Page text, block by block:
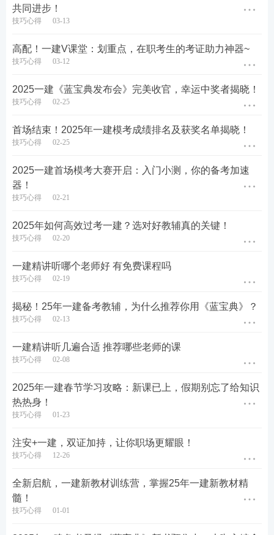
程中检验自己的掌握程度，对抗遗忘。
共同进步！
技巧心得 03-13
高配！一建V课堂：划重点，在职考生的考证助力神器~
技巧心得 03-12
2025一建《蓝宝典发布会》完美收官，幸运中奖者揭晓！
技巧心得 02-25
首场结束！2025年一建模考成绩排名及获奖名单揭晓！
技巧心得 02-25
2025一建首场模考大赛开启：入门小测，你的备考加速
器！
技巧心得 02-21
2025年如何高效过考一建？选对好教辅真的关键！
技巧心得 02-20
一建精讲听哪个老师好 有免费课程吗
技巧心得 02-19
揭秘！25年一建备考教辅，为什么推荐你用《蓝宝典》？
技巧心得 02-13
一建精讲听几遍合适 推荐哪些老师的课
技巧心得 02-08
2025年一建春节学习攻略：新课已上，假期别忘了给知识
热热身！
技巧心得 01-23
注安+一建，双证加持，让你职场更耀眼！
技巧心得 12-26
全新启航，一建新教材训练营，掌握25年一建新教材精
髓！
技巧心得 01-01